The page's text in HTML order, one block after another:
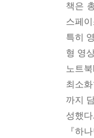
책은
스페
특히
형 영
노트
최소
까지
성했다.
『하